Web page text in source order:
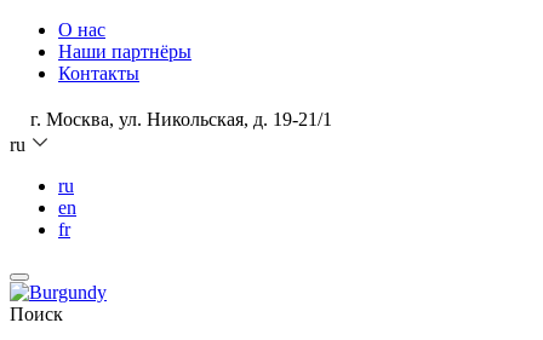
О нас
Наши партнёры
Контакты
г. Москва, ул. Никольская, д. 19-21/1
ru
ru
en
fr
Поиск